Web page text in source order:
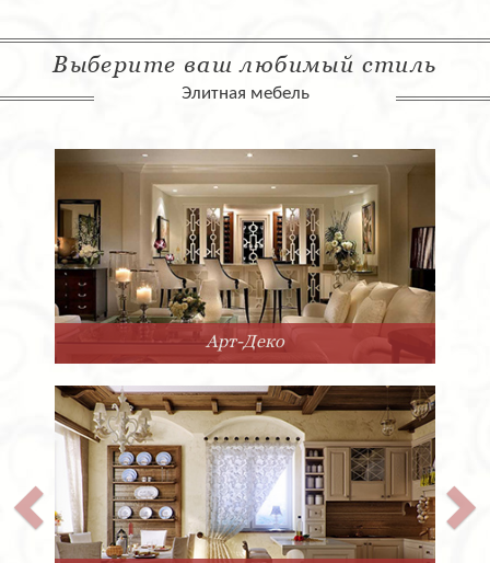
Выберите ваш любимый стиль
Элитная мебель
Арт-Деко